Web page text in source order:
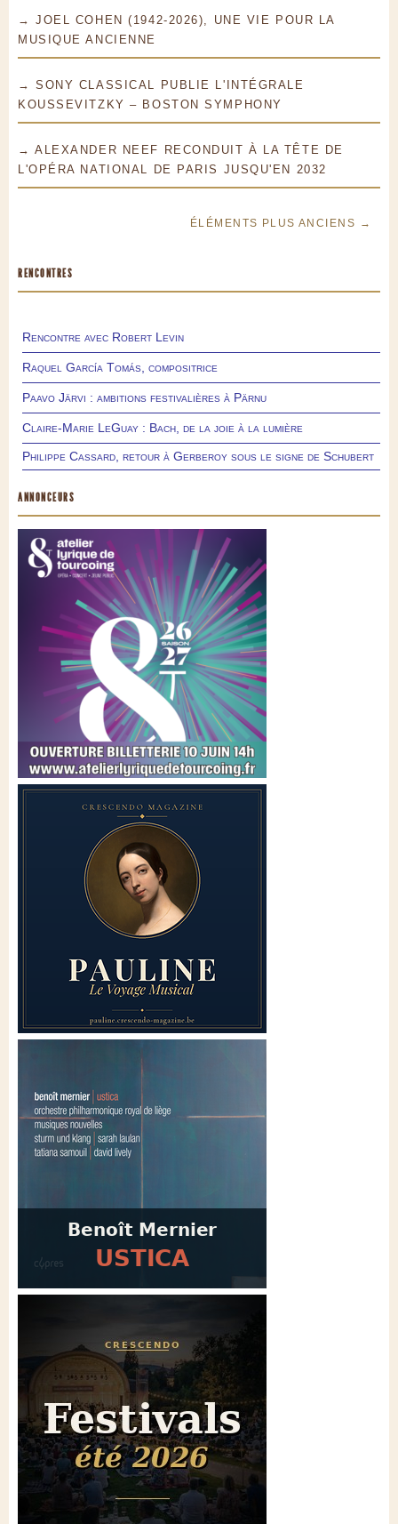
→ JOEL COHEN (1942-2026), UNE VIE POUR LA
MUSIQUE ANCIENNE
→ SONY CLASSICAL PUBLIE L'INTÉGRALE
KOUSSEVITZKY – BOSTON SYMPHONY
→ ALEXANDER NEEF RECONDUIT À LA TÊTE DE
L'OPÉRA NATIONAL DE PARIS JUSQU'EN 2032
ÉLÉMENTS PLUS ANCIENS →
RENCONTRES
Rencontre avec Robert Levin
Raquel García Tomás, compositrice
Paavo Järvi : ambitions festivalières à Pärnu
Claire-Marie LeGuay : Bach, de la joie à la lumière
Philippe Cassard, retour à Gerberoy sous le signe de Schubert
ANNONCEURS